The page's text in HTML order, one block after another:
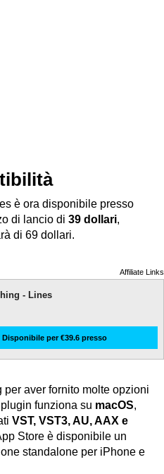
è ora disponibile presso
di lancio di 39 dollari,
di 69 dollari.
Affiliate Links
- Lines
Disponibile per €39.6 presso
aver fornito molte opzioni
funziona su macOS,
VST, VST3, AU, AAX e
Store è disponibile un
standalone per iPhone e